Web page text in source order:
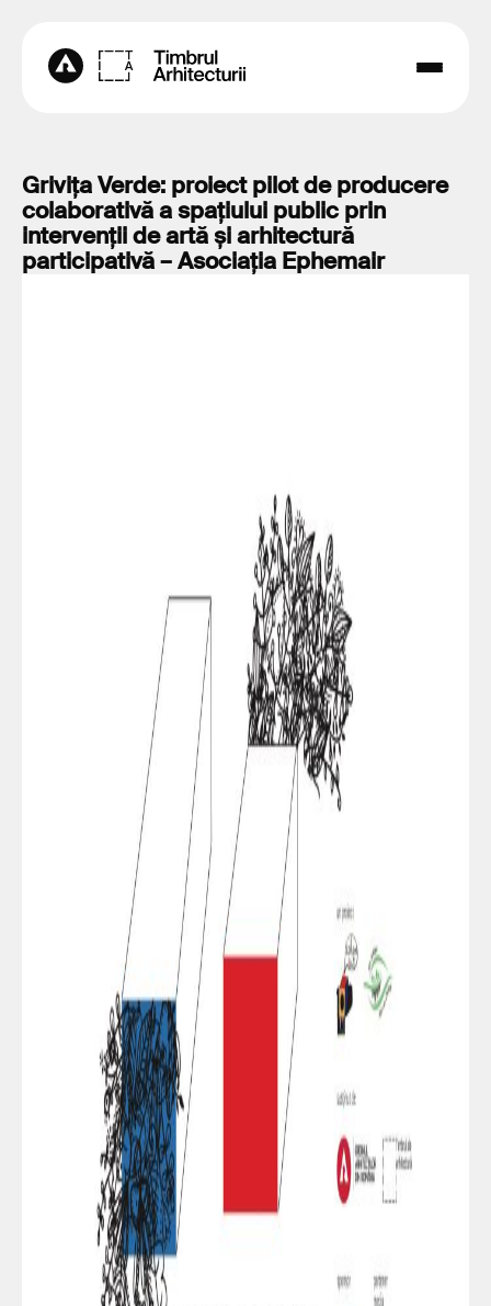
Grivița Verde: proiect pilot de producere
colaborativă a spațiului public prin
intervenții de artă și arhitectură
participativă – Asociația Ephemair